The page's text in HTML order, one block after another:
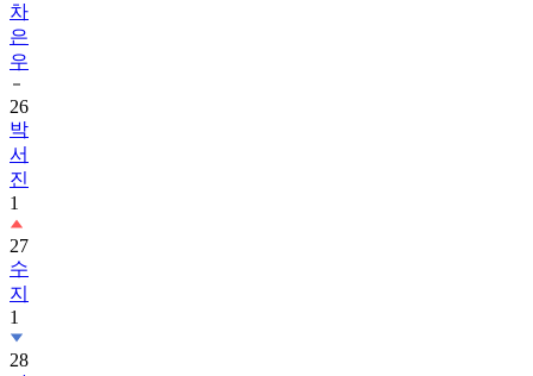
우
26
박
서
진
1
27
수
지
1
28
가
족